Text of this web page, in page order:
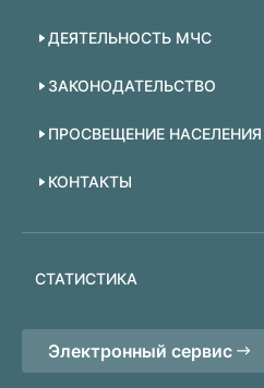
ДЕЯТЕЛЬНОСТЬ МЧС
ЗАКОНОДАТЕЛЬСТВО
ПРОСВЕЩЕНИЕ НАСЕЛЕНИЯ
КОНТАКТЫ
СТАТИСТИКА
Электронный сервис